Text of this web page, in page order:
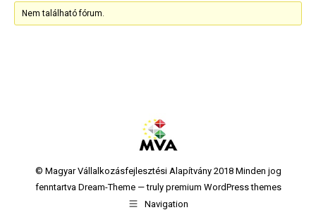
Nem található fórum.
© Magyar Vállalkozásfejlesztési Alapítvány 2018 Minden jog
fenntartva Dream-Theme — truly premium WordPress themes
Navigation